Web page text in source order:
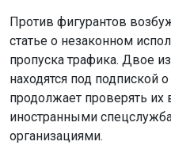
Против фигурантов
статье о незаконном
пропуска трафика. Двое
находятся под подпиской
продолжает проверять
иностранными
организациями.